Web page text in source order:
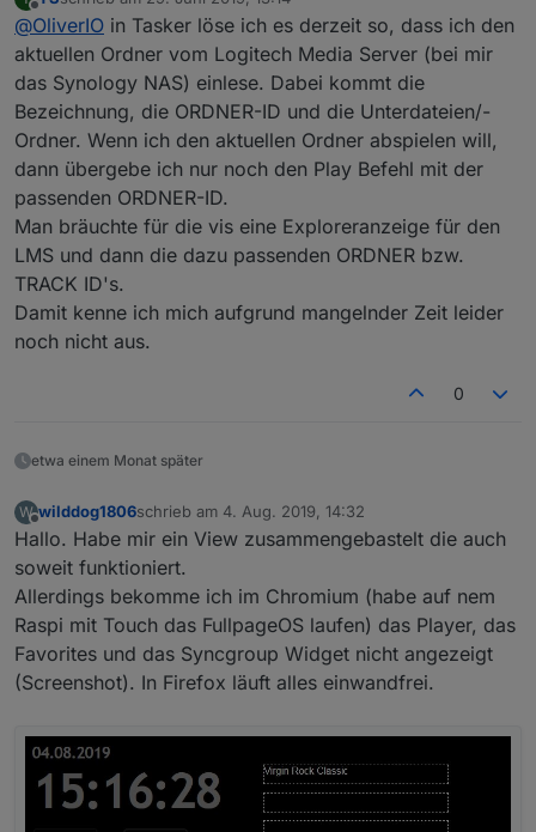
Hallo,
wird man in Zukunft auch in der eigenen Musik
auswählen und abspielen können?
Eine Übersicht der eigenen Musik und das
Hinzufügen zur Playlist wäre toll...!
Das muss ich mir mal noch überlegen. Dieser Art der
Steuerung steht ein komplexes Protokoll dahinter, was
eine direkte Kommunikation mit dem LMS erfordert.
Die bisherigen widgets kommunizieren alle nur über
Unwägbarkeiten auch noch größer, da sich in der
Menüstruktur ja viele unterschiedlichen Plugins in
einer einheitlichen Oberfläche abbilden können.
Offlinezuletzt editiert von
@OliverIO in Tasker löse ich es derzeit so, dass ich den
aktuellen Ordner vom Logitech Media Server (bei mir
das Synology NAS) einlese. Dabei kommt die
Bezeichnung, die ORDNER-ID und die Unterdateien/-
Ordner. Wenn ich den aktuellen Ordner abspielen will,
dann übergebe ich nur noch den Play Befehl mit der
passenden ORDNER-ID.
Man bräuchte für die vis eine Exploreranzeige für den
LMS und dann die dazu passenden ORDNER bzw.
TRACK ID's.
Damit kenne ich mich aufgrund mangelnder Zeit leider
noch nicht aus.
0
etwa einem Monat später
W
Offline
wilddog1806schrieb am 4. Aug. 2019, 14:32
zuletzt editiert von
Hallo. Habe mir ein View zusammengebastelt die auch
soweit funktioniert.
Allerdings bekomme ich im Chromium (habe auf nem
Raspi mit Touch das FullpageOS laufen) das Player, das
Favorites und das Syncgroup Widget nicht angezeigt
(Screenshot). In Firefox läuft alles einwandfrei.